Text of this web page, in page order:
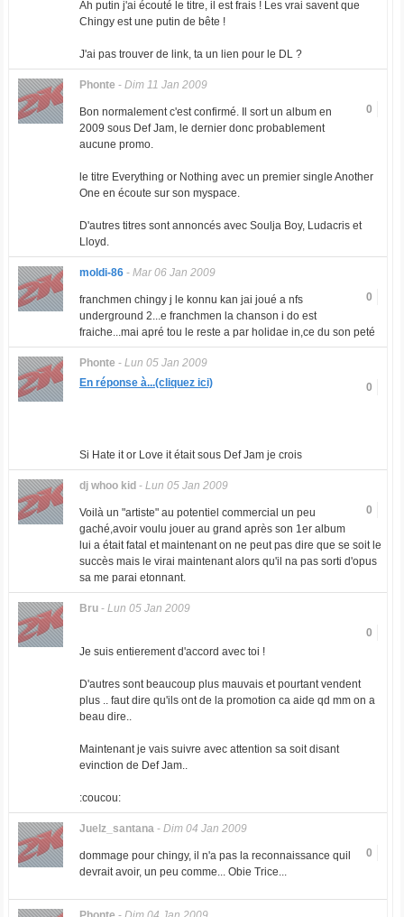
Ah putin j'ai écouté le titre, il est frais ! Les vrai savent que
Chingy est une putin de bête !
J'ai pas trouver de link, ta un lien pour le DL ?
Phonte - Dim 11 Jan 2009
0
Bon normalement c'est confirmé. Il sort un album en
2009 sous Def Jam, le dernier donc probablement
aucune promo.
le titre Everything or Nothing avec un premier single Another
One en écoute sur son myspace.
D'autres titres sont annoncés avec Soulja Boy, Ludacris et
Lloyd.
moldi-86- Mar 06 Jan 2009
0
franchmen chingy j le konnu kan jai joué a nfs
underground 2...e franchmen la chanson i do est
fraiche...mai apré tou le reste a par holidae in,ce du son peté
Phonte - Lun 05 Jan 2009
0
En réponse à...(cliquez ici)
Si Hate it or Love it était sous Def Jam je crois
dj whoo kid - Lun 05 Jan 2009
0
Voilà un "artiste" au potentiel commercial un peu
gaché,avoir voulu jouer au grand après son 1er album
lui a était fatal et maintenant on ne peut pas dire que se soit le
succès mais le virai maintenant alors qu'il na pas sorti d'opus
sa me parai etonnant.
Bru- Lun 05 Jan 2009
0
Je suis entierement d'accord avec toi !
D'autres sont beaucoup plus mauvais et pourtant vendent
plus .. faut dire qu'ils ont de la promotion ca aide qd mm on a
beau dire..
Maintenant je vais suivre avec attention sa soit disant
evinction de Def Jam..
:coucou:
Juelz_santana- Dim 04 Jan 2009
0
dommage pour chingy, il n'a pas la reconnaissance quil
devrait avoir, un peu comme... Obie Trice...